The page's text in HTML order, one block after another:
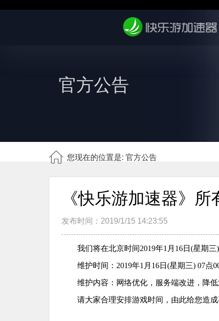
官方公告
您现在的位置是: 官方公告
《快乐游加速器》
发布时间：2019/1/15 14:23:55
我们将在北京时间2019年1月16日(星期
维护时间：2019年1月16日(星期三) 07点
维护内容：网络优化，服务端改进，降
请大家合理安排游戏时间，由此给您造